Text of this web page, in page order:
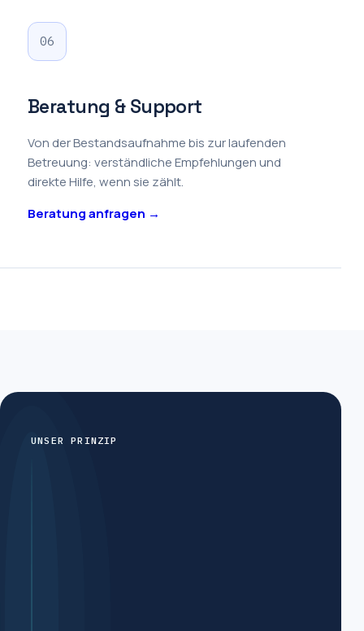
06
Beratung & Support
Von der Bestandsaufnahme bis zur laufenden
Betreuung: verständliche Empfehlungen und
direkte Hilfe, wenn sie zählt.
Beratung anfragen →
UNSER PRINZIP